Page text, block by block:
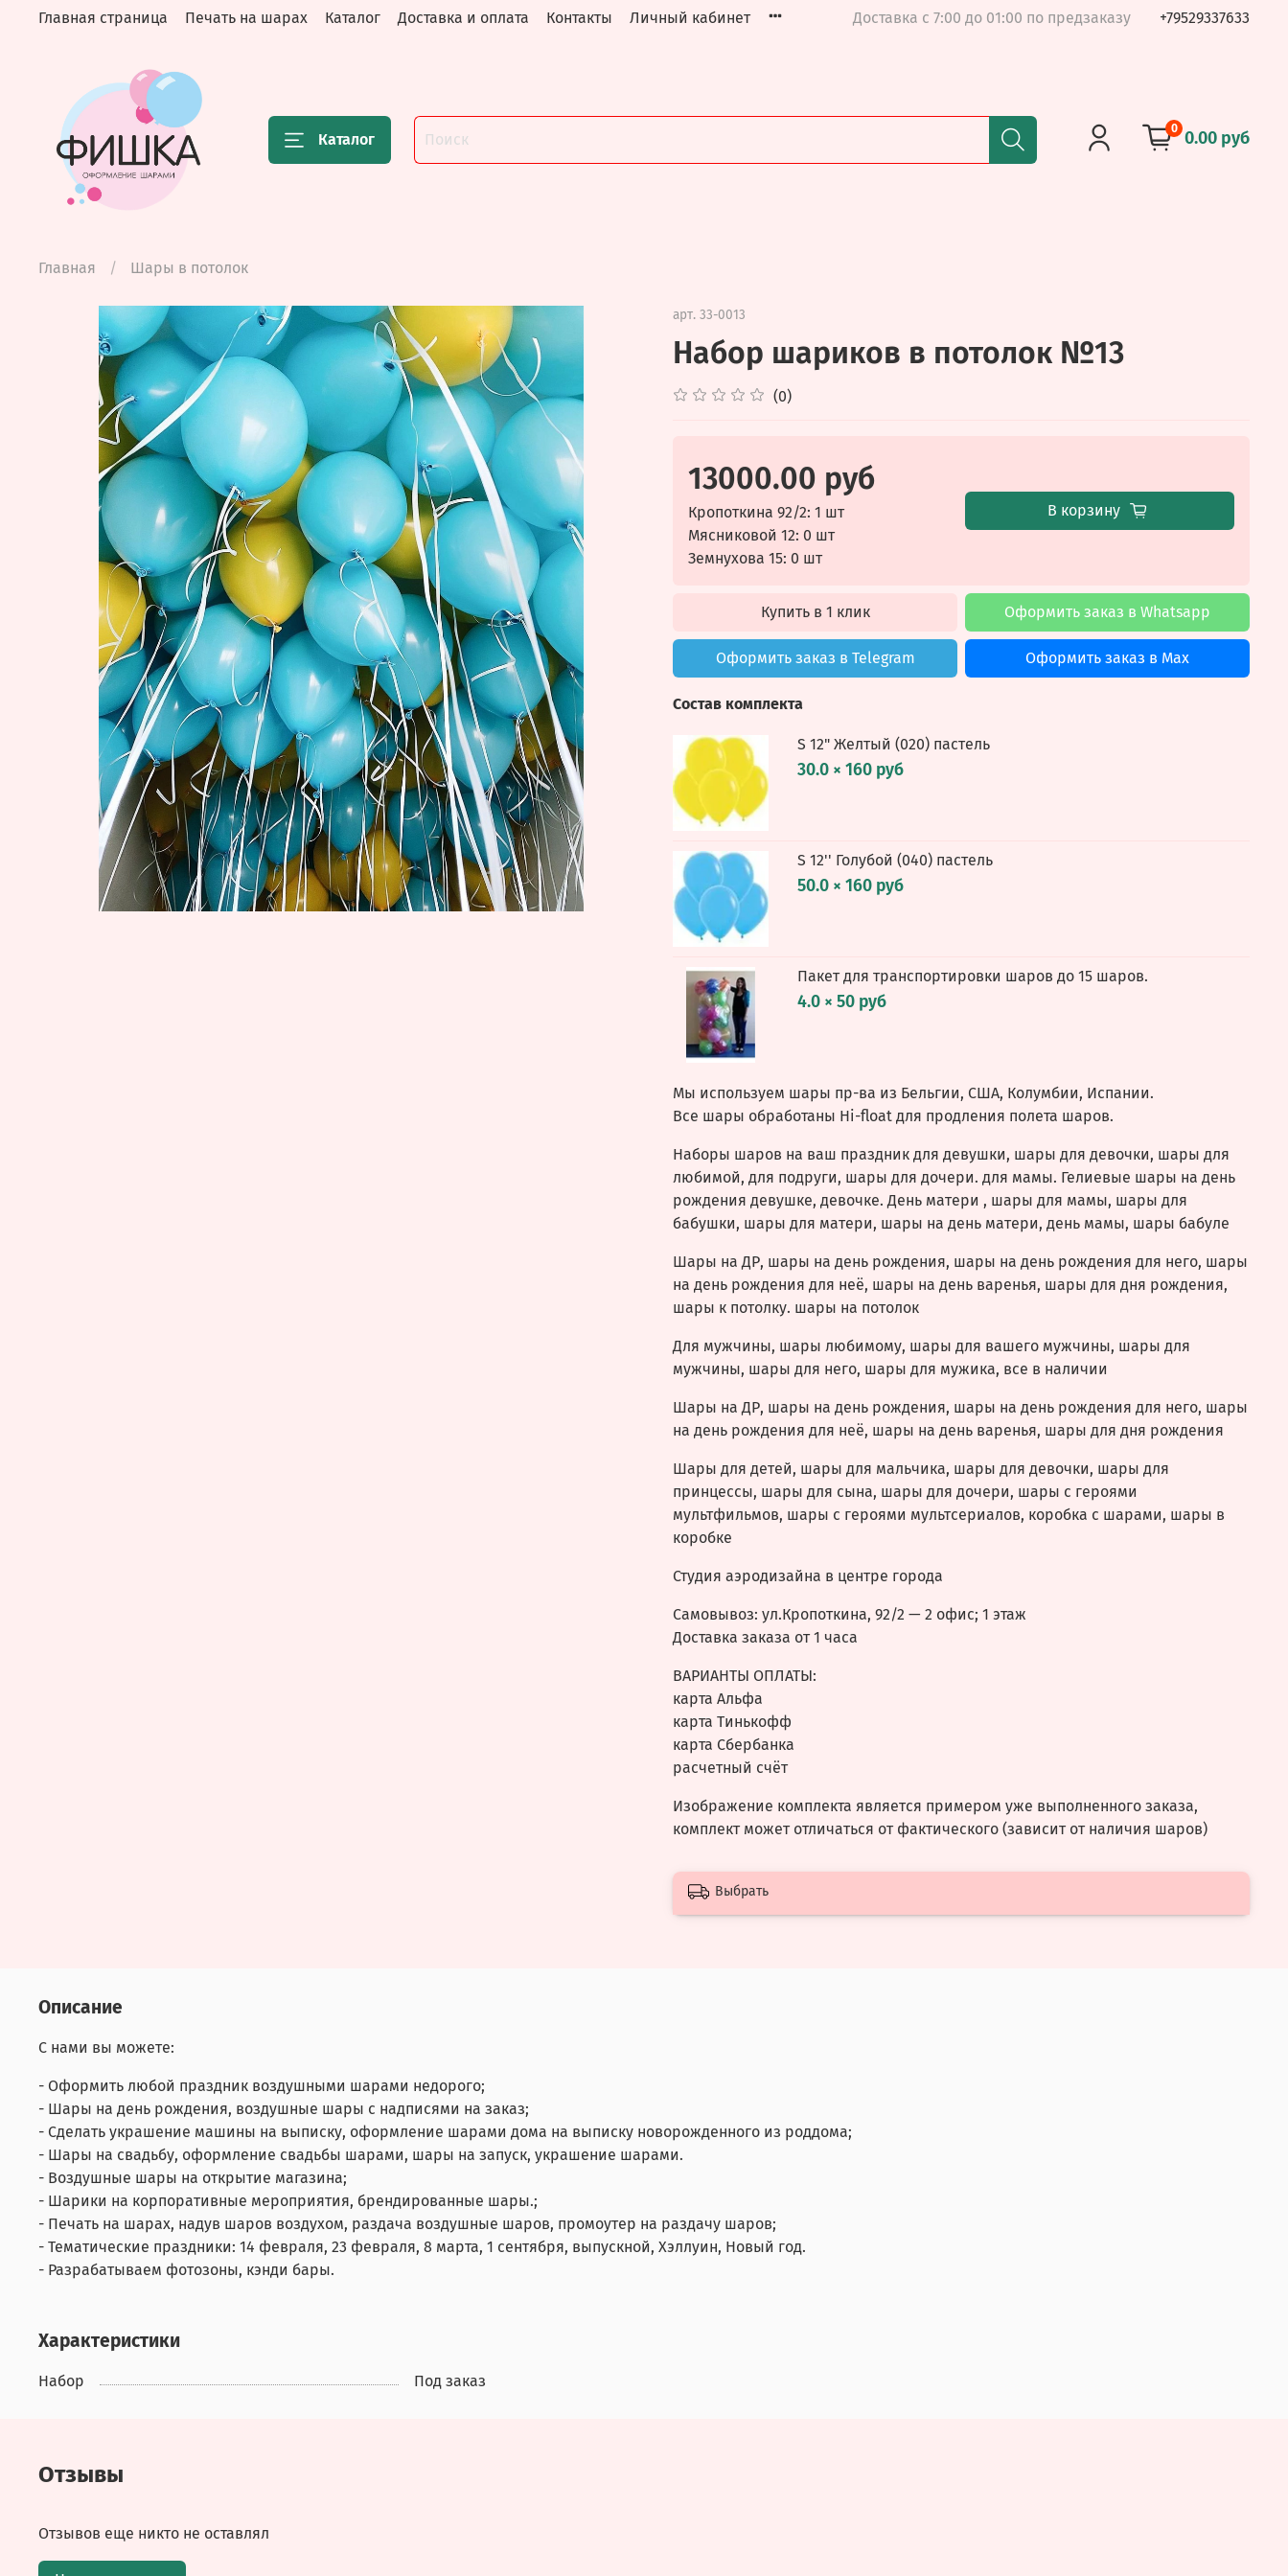
Главная страница Печать на шарах Каталог Доставка и оплата Контакты Личный кабинет Доставка с 7:00 до 01:00 по предзаказу +79529337633
Каталог
0 0.00 руб
Главная Шары в потолок
арт. 33-0013
Набор шариков в потолок №13
(0)
13000.00 руб
Кропоткина 92/2: 1 шт
Мясниковой 12: 0 шт
Земнухова 15: 0 шт
В корзину
Купить в 1 клик Оформить заказ в Whatsapp
Оформить заказ в Telegram Оформить заказ в Max
Состав комплекта
S 12" Желтый (020) пастель
30.0 × 160 руб
S 12'' Голубой (040) пастель
50.0 × 160 руб
Пакет для транспортировки шаров до 15 шаров.
4.0 × 50 руб
Мы используем шары пр-ва из Бельгии, США, Колумбии, Испании.
Все шары обработаны Hi-float для продления полета шаров.
Наборы шаров на ваш праздник для девушки, шары для девочки, шары для
любимой, для подруги, шары для дочери. для мамы. Гелиевые шары на день
рождения девушке, девочке. День матери , шары для мамы, шары для
бабушки, шары для матери, шары на день матери, день мамы, шары бабуле
Шары на ДР, шары на день рождения, шары на день рождения для него, шары
на день рождения для неё, шары на день варенья, шары для дня рождения,
шары к потолку. шары на потолок
Для мужчины, шары любимому, шары для вашего мужчины, шары для
мужчины, шары для него, шары для мужика, все в наличии
Шары на ДР, шары на день рождения, шары на день рождения для него, шары
на день рождения для неё, шары на день варенья, шары для дня рождения
Шары для детей, шары для мальчика, шары для девочки, шары для
принцессы, шары для сына, шары для дочери, шары с героями
мультфильмов, шары с героями мультсериалов, коробка с шарами, шары в
коробке
Студия аэродизайна в центре города
Самовывоз: ул.Кропоткина, 92/2 — 2 офис; 1 этаж
Доставка заказа от 1 часа
ВАРИАНТЫ ОПЛАТЫ:
карта Альфа
карта Тинькофф
карта Сбербанка
расчетный счёт
Изображение комплекта является примером уже выполненного заказа,
комплект может отличаться от фактического (зависит от наличия шаров)
Выбрать
Описание
С нами вы можете:
- Оформить любой праздник воздушными шарами недорого;
- Шары на день рождения, воздушные шары с надписями на заказ;
- Сделать украшение машины на выписку, оформление шарами дома на выписку новорожденного из роддома;
- Шары на свадьбу, оформление свадьбы шарами, шары на запуск, украшение шарами.
- Воздушные шары на открытие магазина;
- Шарики на корпоративные мероприятия, брендированные шары.;
- Печать на шарах, надув шаров воздухом, раздача воздушные шаров, промоутер на раздачу шаров;
- Тематические праздники: 14 февраля, 23 февраля, 8 марта, 1 сентября, выпускной, Хэллуин, Новый год.
- Разрабатываем фотозоны, кэнди бары.
Характеристики
Набор Под заказ
Отзывы
Отзывов еще никто не оставлял